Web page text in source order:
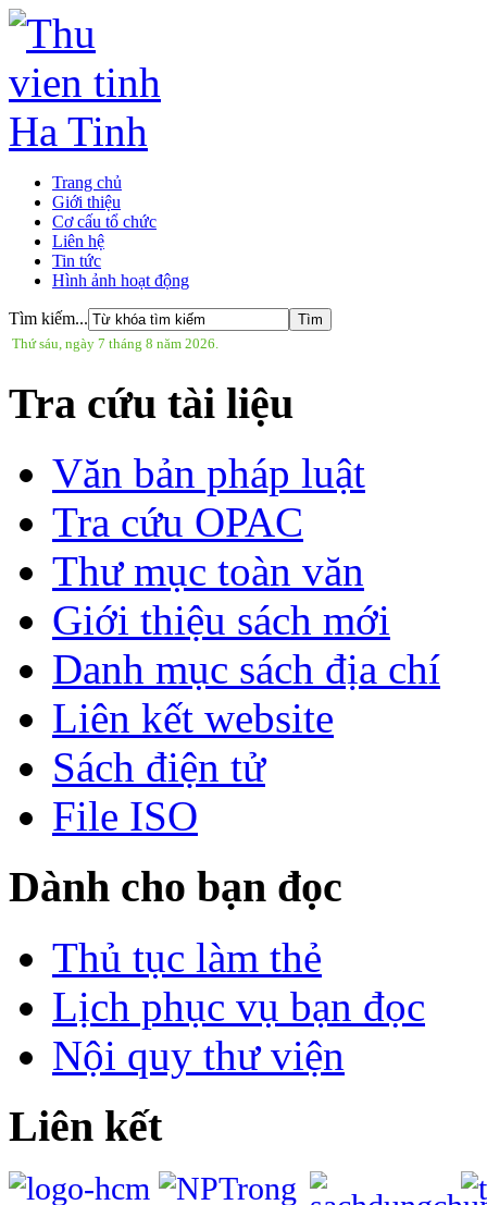
Trang chủ
Giới thiệu
Cơ cấu tổ chức
Liên hệ
Tin tức
Hình ảnh hoạt động
Tìm kiếm...
Thứ sáu, ngày 7 tháng 8 năm 2026.
Tra cứu tài liệu
Văn bản pháp luật
Tra cứu OPAC
Thư mục toàn văn
Giới thiệu sách mới
Danh mục sách địa chí
Liên kết website
Sách điện tử
File ISO
Dành cho bạn đọc
Thủ tục làm thẻ
Lịch phục vụ bạn đọc
Nội quy thư viện
Liên kết